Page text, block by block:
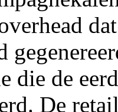
die de
De